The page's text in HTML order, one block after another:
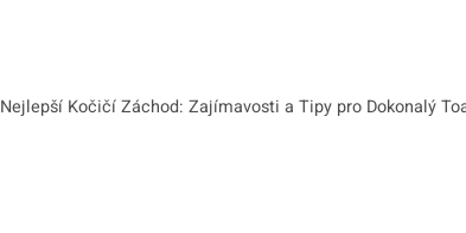
Nejlepší Kočičí Záchod: Zajímavosti a Tipy pro Dokonalý